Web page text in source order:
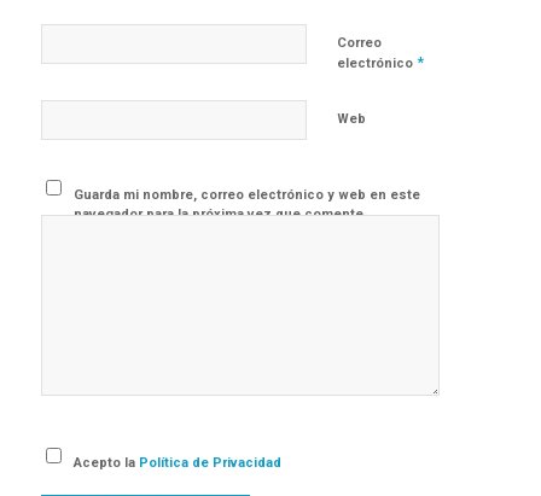
Correo
electrónico *
Web
Guarda mi nombre, correo electrónico y web en este
navegador para la próxima vez que comente.
Acepto la Política de Privacidad